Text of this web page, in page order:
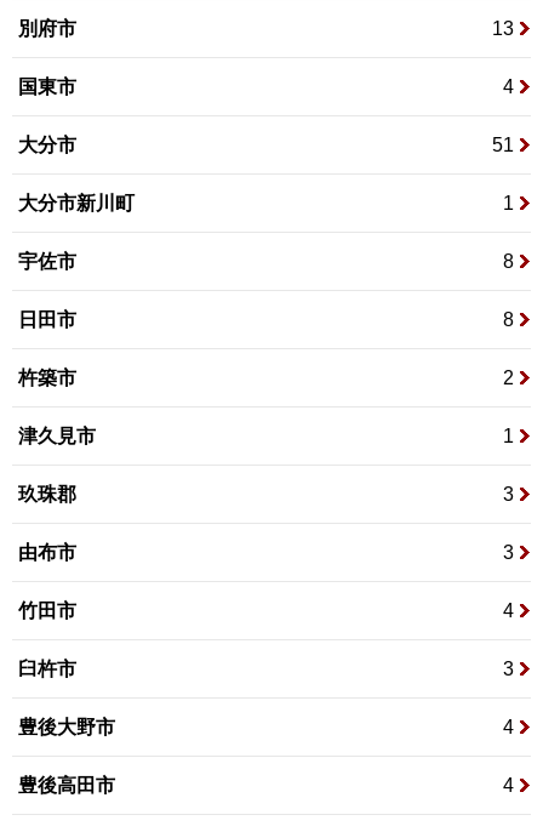
別府市 13
国東市 4
大分市 51
大分市新川町 1
宇佐市 8
日田市 8
杵築市 2
津久見市 1
玖珠郡 3
由布市 3
竹田市 4
臼杵市 3
豊後大野市 4
豊後高田市 4